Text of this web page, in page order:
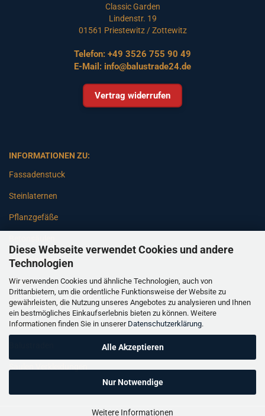
Diese Webseite verwendet Cookies und andere
Technologien
Wir verwenden Cookies und ähnliche Technologien, auch von
Drittanbietern, um die ordentliche Funktionsweise der Website zu
gewährleisten, die Nutzung unseres Angebotes zu analysieren und Ihnen
ein bestmögliches Einkaufserlebnis bieten zu können. Weitere
Informationen finden Sie in unserer Datenschutzerklärung.
Alle Akzeptieren
Nur Notwendige
Weitere Informationen
Classic Garden
Lindenstr. 19
01561 Priestewitz / Zottewitz
Telefon: +49 3526 755 90 49
E-Mail: info@balustrade24.de
Vertrag widerrufen
INFORMATIONEN ZU:
Fassadenstuck
Steinlaternen
Pflanzgefäße
Gartenbänke
Pfeiler
Gartenbrunnen
Gartenfiguren